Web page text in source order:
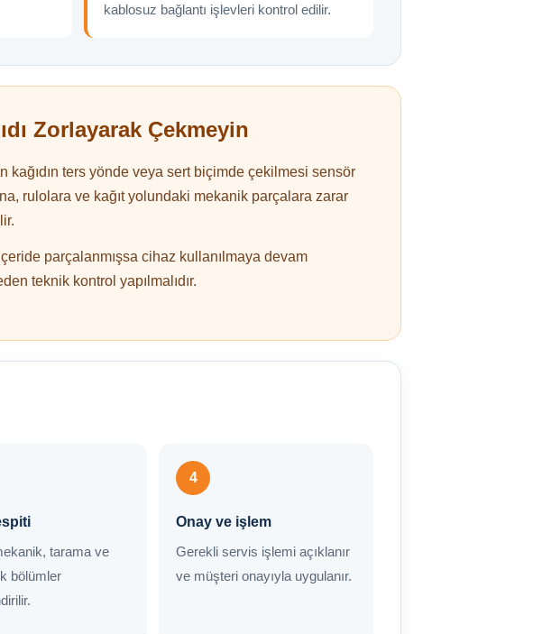
kablosuz bağlantı işlevleri kontrol edilir.
Zorlayarak Çekmeyin
kağıdın ters yönde veya sert biçimde çekilmesi sensör
rulolara ve kağıt yolundaki mekanik parçalara zarar
parçalanmışsa cihaz kullanılmaya devam
teknik kontrol yapılmalıdır.
tarama ve
bölümler
4
Onay ve işlem
Gerekli servis işlemi açıklanır
ve müşteri onayıyla uygulanır.